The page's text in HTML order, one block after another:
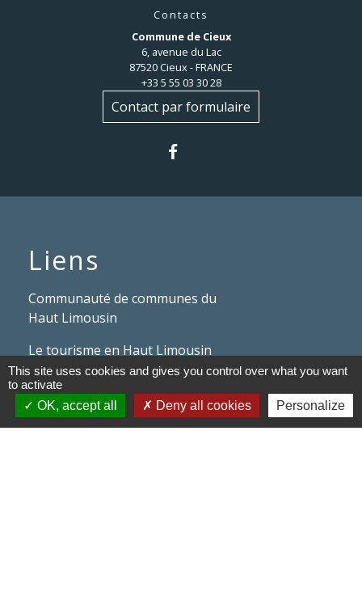
Contacts
Commune de Cieux
6, avenue du Lac
87520 Cieux - FRANCE
+33 5 55 03 30 28
Contact par formulaire
Liens
Communauté de communes du
Haut Limousin
Le tourisme en Haut Limousin
Conservatoire d'espaces
naturels en Limousin
Conseil départemental de la
This site uses cookies and gives you control over what you want
to activate
OK, accept all
Deny all cookies Personalize